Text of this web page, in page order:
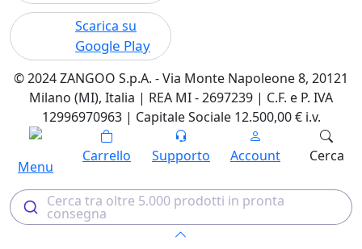
Scarica su
Google Play
© 2024 ZANGOO S.p.A. - Via Monte Napoleone 8, 20121
Milano (MI), Italia | REA MI - 2697239 | C.F. e P. IVA
12996970963 | Capitale Sociale 12.500,00 € i.v.
Menu
Carrello Supporto Account Cerca
Cerca tra oltre 5.000 prodotti in pronta
consegna